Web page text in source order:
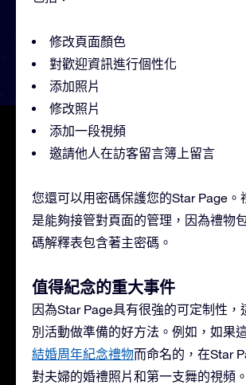
修改頁面顏色
對歡迎資訊進行個性化
添加照片
修改照片
添加一段視頻
邀請他人在訪客留言簿上留言
您還可以用密碼保護您的Star Page。
是能夠接管對頁面的管理，因為禮物
碼解釋表包含著主密碼。
值得紀念的重大事件
因為Star Page具有很強的可定制性，
別活動做準備的好方法。例如，如果
結婚周年紀念禮物而命名的，在Star
對夫婦的婚禮照片和第一支舞的視頻